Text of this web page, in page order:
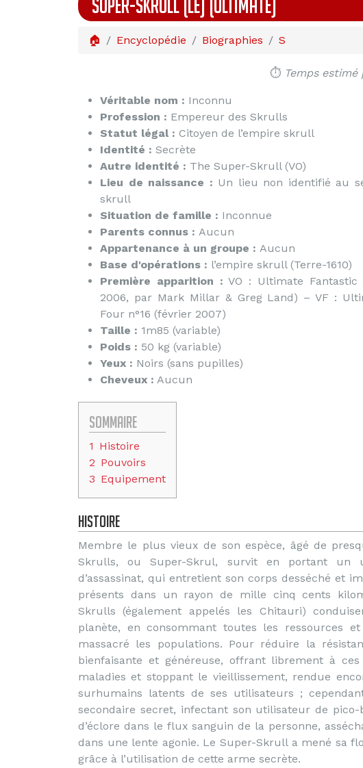
SUPER-SKRULL (LE) (ULTIMATE)
🏠 Encyclopédie Biographies S
⏱️ Temps
Véritable nom : Inconnu
Profession : Empereur des Skrulls
Statut légal : Citoyen de l’empire skrull
Identité : Secrète
Autre identité : The Super-Skrull (VO)
Lieu de naissance : Un lieu non identifié au
skrull
Situation de famille : Inconnue
Parents connus : Aucun
Appartenance à un groupe : Aucun
Base d'opérations : l’empire skrull (Terre-1610)
Première apparition : VO : Ultimate Fantastic
2006, par Mark Millar & Greg Land) – VF :
Four n°16 (février 2007)
Taille : 1m85 (variable)
Poids : 50 kg (variable)
Yeux : Noirs (sans pupilles)
Cheveux : Aucun
Sommaire
1 Histoire
2 Pouvoirs
3 Equipement
Histoire
Membre le plus vieux de son espèce, âgé de
Skrulls, ou Super-Skrul, survit en portant un
d’assassinat, qui entretient son corps desséché et
présents dans un rayon de mille cinq cents
Skrulls (également appelés les Chitauri)
planète, en consommant toutes les ressources
massacré les populations. Pour réduire la
bienfaisante et généreuse, offrant librement à
maladies et stoppant le vieillissement, rendue
surhumains latents de ses utilisateurs ;
secondaire secret, infectant son utilisateur de
d’éclore dans le flux sanguin de la personne,
dans une lente agonie. Le Super-Skrull a mené sa
grâce à l’utilisation de cette arme secrète.